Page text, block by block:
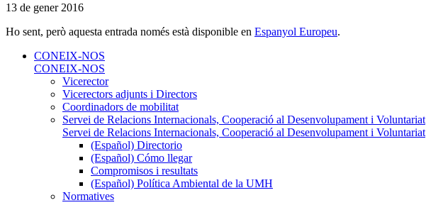
13 de gener 2016
Ho sent, però aquesta entrada només està disponible en Espanyol Europeu.
CONEIX-NOS
CONEIX-NOS
Vicerector
Vicerectors adjunts i Directors
Coordinadors de mobilitat
Servei de Relacions Internacionals, Cooperació al Desenvolupament i Voluntariat
Servei de Relacions Internacionals, Cooperació al Desenvolupament i Voluntariat
(Español) Directorio
(Español) Cómo llegar
Compromisos i resultats
(Español) Política Ambiental de la UMH
Normatives